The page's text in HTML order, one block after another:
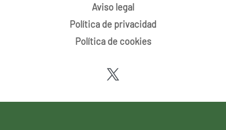
Aviso legal
Política de privacidad
Política de cookies